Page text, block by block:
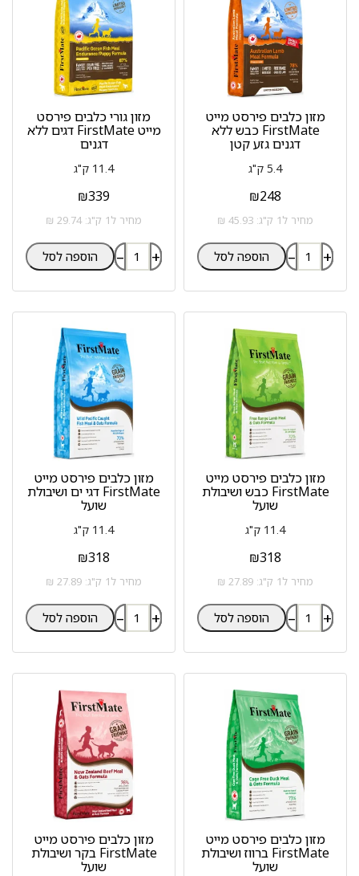
מזון כלבים פירסט מייט
FirstMate כבש ללא
דגנים גזע קטן
5.4 ק"ג
₪248
מחיר ל1 ק"ג: 45.93 ₪
– + הוספה לסל
מזון גורי כלבים פירסט
מייט FirstMate דגים ללא
דגנים
11.4 ק"ג
₪339
מחיר ל1 ק"ג: 29.74 ₪
– + הוספה לסל
מזון כלבים פירסט מייט
FirstMate כבש ושיבולת
שועל
11.4 ק"ג
₪318
מחיר ל1 ק"ג: 27.89 ₪
– + הוספה לסל
מזון כלבים פירסט מייט
FirstMate דגי ים ושיבולת
שועל
11.4 ק"ג
₪318
מחיר ל1 ק"ג: 27.89 ₪
– + הוספה לסל
מזון כלבים פירסט מייט
FirstMate ברווז ושיבולת
שועל
מזון כלבים פירסט מייט
FirstMate בקר ושיבולת
שועל